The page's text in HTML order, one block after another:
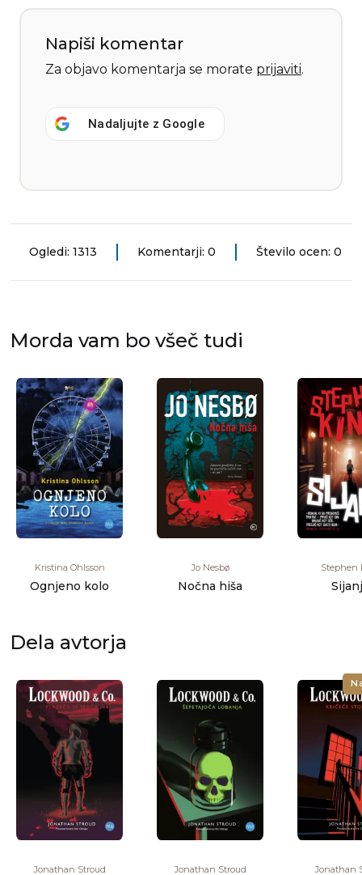
Napiši komentar
Za objavo komentarja se morate prijaviti.
Nadaljujte z Google
Ogledi: 1313 Komentarji: 0 Število ocen: 0
Morda vam bo všeč tudi
Kristina Ohlsson
Ognjeno kolo
Jo Nesbø
Nočna hiša
Stephen
Dela avtorja
Jonathan Stroud Jonathan Stroud Jonathan